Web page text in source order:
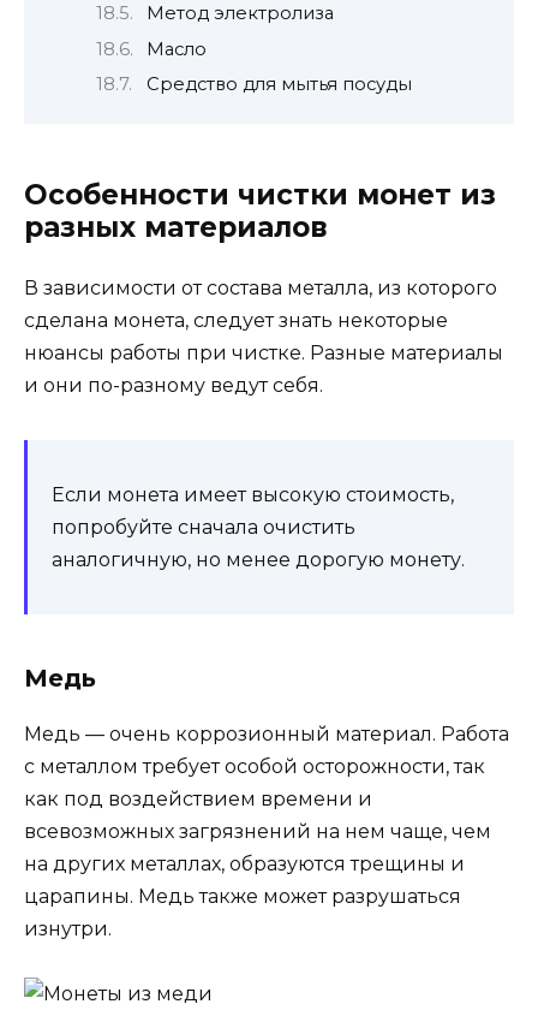
Метод электролиза
Масло
Средство для мытья посуды
Особенности чистки монет из
разных материалов
В зависимости от состава металла, из которого
сделана монета, следует знать некоторые
нюансы работы при чистке. Разные материалы
и они по-разному ведут себя.
Если монета имеет высокую стоимость,
попробуйте сначала очистить
аналогичную, но менее дорогую монету.
Медь
Медь — очень коррозионный материал. Работа
с металлом требует особой осторожности, так
как под воздействием времени и
всевозможных загрязнений на нем чаще, чем
на других металлах, образуются трещины и
царапины. Медь также может разрушаться
изнутри.